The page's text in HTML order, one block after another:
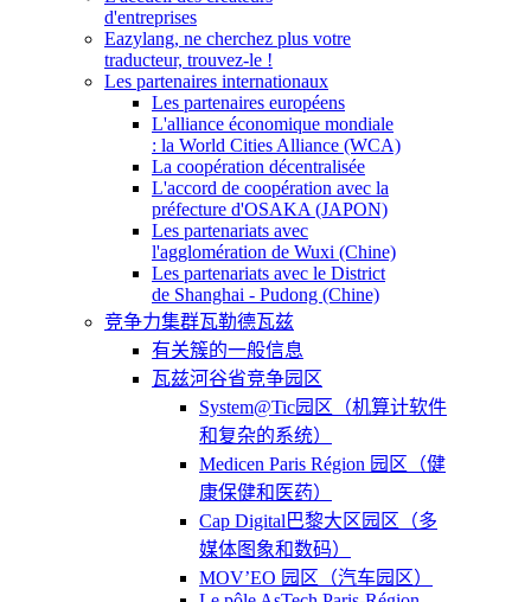
d'entreprises
Eazylang, ne cherchez plus votre
traducteur, trouvez-le !
Les partenaires internationaux
Les partenaires européens
L'alliance économique mondiale
: la World Cities Alliance (WCA)
La coopération décentralisée
L'accord de coopération avec la
préfecture d'OSAKA (JAPON)
Les partenariats avec
l'agglomération de Wuxi (Chine)
Les partenariats avec le District
de Shanghai - Pudong (Chine)
竞争力集群瓦勒德瓦兹
有关簇的一般信息
瓦兹河谷省竞争园区
System@Tic园区（机算计软件
和复杂的系统）
Medicen Paris Région 园区（健
康保健和医药）
Cap Digital巴黎大区园区（多
媒体图象和数码）
MOV’EO 园区（汽车园区）